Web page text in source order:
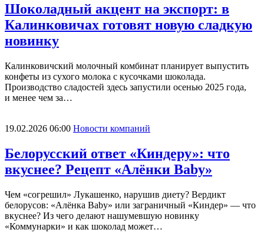
Шоколадный акцент на экспорт: в
Калинковичах готовят новую сладкую
новинку
Калинковичский молочный комбинат планирует выпустить
конфеты из сухого молока с кусочками шоколада.
Производство сладостей здесь запустили осенью 2025 года,
и менее чем за…
19.02.2026 06:00 Новости компаний
Белорусский ответ «Киндеру»: что
вкуснее? Рецепт «Алёнки Baby»
Чем «согрешил» Лукашенко, нарушив диету? Вердикт
белорусов: «Алёнка Baby» или заграничный «Киндер» — что
вкуснее? Из чего делают нашумевшую новинку
«Коммунарки» и как шоколад может…